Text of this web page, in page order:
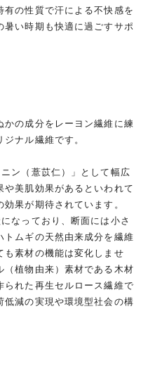
の性質で汗による不快感を
い時期も快適に過ごすサポ
の成分をレーヨン繊維に練
ナル繊維です。
ン（薏苡仁）」として幅広
や美肌効果があるといわれて
果が期待されています。
なっており、断面には小さ
トムギの天然由来成分を繊維
も素材の機能は変化しませ
（植物由来）素材である木材
られた再生セルロース繊維で
低減の実現や環境型社会の構